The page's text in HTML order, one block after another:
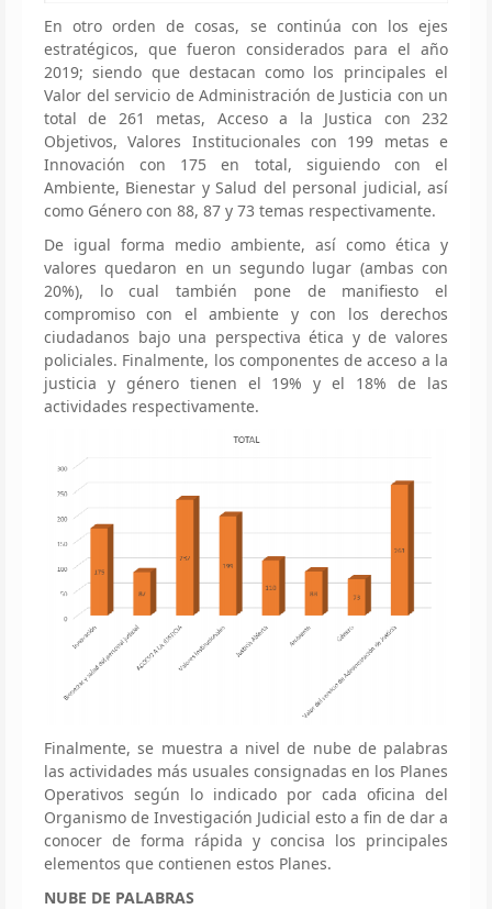
En otro orden de cosas, se continúa con los ejes
estratégicos, que fueron considerados para el año
2019; siendo que destacan como los principales el
Valor del servicio de Administración de Justicia con un
total de 261 metas, Acceso a la Justica con 232
Objetivos, Valores Institucionales con 199 metas e
Innovación con 175 en total, siguiendo con el
Ambiente, Bienestar y Salud del personal judicial, así
como Género con 88, 87 y 73 temas respectivamente.
De igual forma medio ambiente, así como ética y
valores quedaron en un segundo lugar (ambas con
20%), lo cual también pone de manifiesto el
compromiso con el ambiente y con los derechos
ciudadanos bajo una perspectiva ética y de valores
policiales. Finalmente, los componentes de acceso a la
justicia y género tienen el 19% y el 18% de las
actividades respectivamente.
Finalmente, se muestra a nivel de nube de palabras
las actividades más usuales consignadas en los Planes
Operativos según lo indicado por cada oficina del
Organismo de Investigación Judicial esto a fin de dar a
conocer de forma rápida y concisa los principales
elementos que contienen estos Planes.
NUBE DE PALABRAS